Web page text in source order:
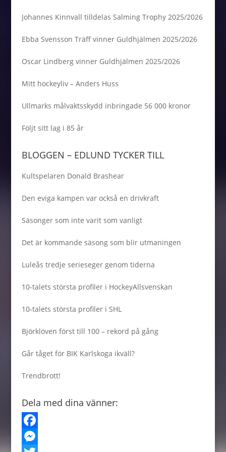
Johannes Kinnvall tilldelas Salming Trophy 2025/2026
Ebba Svensson Träff vinner Guldhjälmen 2025/2026
Oscar Lindberg vinner Guldhjälmen 2025/2026
Mitt hockeyliv – Anders Huss
Ullmarks målvaktsskydd inbringade 56 000 kronor
Följt sitt lag i 85 år
BLOGGEN – EDLUND TYCKER TILL
Kultspelaren Donald Brashear
Den eviga kampen var också en drivkraft
Säsonger som inte varit som vanligt
Det är kommande säsong som blir utmaningen
Luleås tredje serieseger genom tiderna
10-talets största profiler i HockeyAllsvenskan
10-talets största profiler i SHL
Björklöven först till 100 – rekord på gång
Går tåget för BIK Karlskoga ikväll?
Trendbrott!
Dela med dina vänner:
F